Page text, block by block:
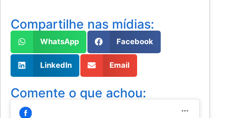
Compartilhe nas mídias:
WhatsApp Facebook
LinkedIn Email
Comente o que achou: